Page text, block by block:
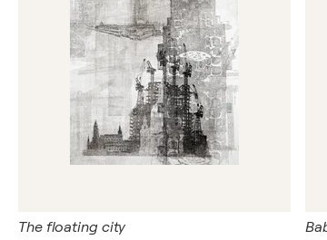
The floating city